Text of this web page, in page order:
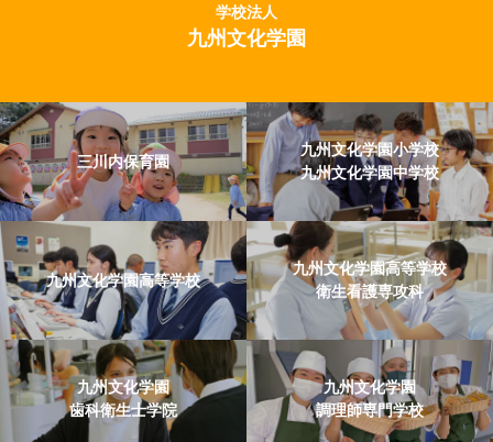
学校法人
九州文化学園
三川内保育園
九州文化学園小学校
九州文化学園中学校
九州文化学園高等学校
九州文化学園高等学校
衛生看護専攻科
九州文化学園
歯科衛生士学院
九州文化学園
調理師専門学校